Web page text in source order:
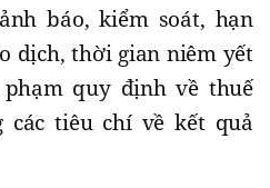
báo, kiểm soát, hạn
dịch, thời gian niêm yết
quy định về thuế
các tiêu chí về kết quả